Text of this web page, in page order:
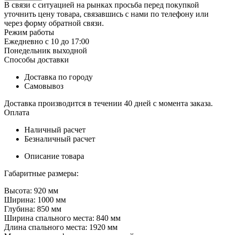
В связи с ситуацией на рынках просьба перед покупкой
уточнить цену товара, связавшись с нами по телефону или
через форму обратной связи.
Режим работы
Ежедневно с 10 до 17:00
Понедельник выходной
Способы доставки
Доставка по городу
Самовывоз
Доставка производится в течении 40 дней с момента заказа.
Оплата
Наличный расчет
Безналичный расчет
Описание товара
Габаритные размеры:
Высота: 920 мм
Ширина: 1000 мм
Глубина: 850 мм
Ширина спального места: 840 мм
Длина спального места: 1920 мм